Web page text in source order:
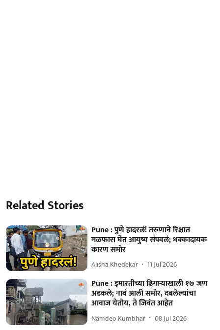
Related Stories
Pune : पुणे हादरलं! तरुणाने रिक्षात
गळफास घेत आयुष्य संपवलं; धक्कादायक
कारण समोर
Alisha Khedekar 11 Jul 2026
Pune : इमारतीच्या ढिगाऱ्याखाली १७ जण
अडकले; नावं आली समोर, दबलेल्यांचा
आवाज येतोय, ते जिवंत आहेत
Namdeo Kumbhar 08 Jul 2026